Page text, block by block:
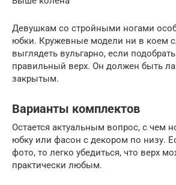
Девушкам со стройными ногами
юбки. Кружевные модели ни в коем
выглядеть вульгарно, если
правильный верх. Он должен быть
закрытым.
Варианты комплектов
Остается актуальным вопрос, с чем
юбку или фасон с декором по низу.
фото, то легко убедиться, что верх
практически любым.